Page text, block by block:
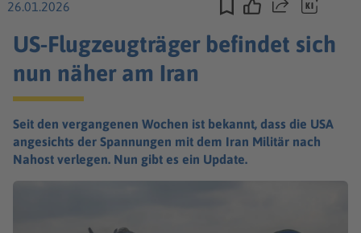
26.01.2026 Teilen
US-Flugzeugträger befindet sich
nun näher am Iran
Seit den vergangenen Wochen ist bekannt, dass die USA
angesichts der Spannungen mit dem Iran Militär nach
Nahost verlegen. Nun gibt es ein Update.